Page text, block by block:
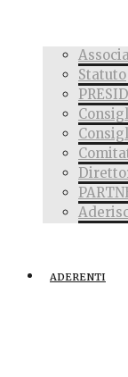
Statuto
ADERENTI